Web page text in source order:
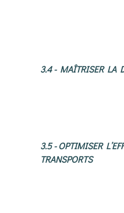
3.4 - MAÎTRISER LA
3.5 - OPTIMISER
TRANSPORTS